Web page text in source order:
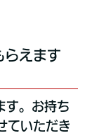
らえます
す。お持ち
ていただき